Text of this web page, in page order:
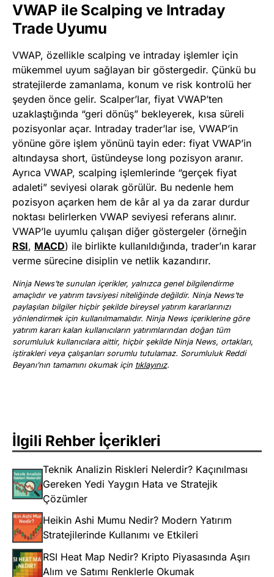
VWAP ile Scalping ve Intraday
Trade Uyumu
VWAP, özellikle scalping ve intraday işlemler için
mükemmel uyum sağlayan bir göstergedir. Çünkü bu
stratejilerde zamanlama, konum ve risk kontrolü her
şeyden önce gelir. Scalper’lar, fiyat VWAP’ten
uzaklaştığında “geri dönüş” bekleyerek, kısa süreli
pozisyonlar açar. Intraday trader’lar ise, VWAP’in
yönüne göre işlem yönünü tayin eder: fiyat VWAP’in
altındaysa short, üstündeyse long pozisyon aranır.
Ayrıca VWAP, scalping işlemlerinde “gerçek fiyat
adaleti” seviyesi olarak görülür. Bu nedenle hem
pozisyon açarken hem de kâr al ya da zarar durdur
noktası belirlerken VWAP seviyesi referans alınır.
VWAP’le uyumlu çalışan diğer göstergeler (örneğin
RSI, MACD) ile birlikte kullanıldığında, trader’ın karar
verme sürecine disiplin ve netlik kazandırır.
Ninja News’te sunulan içerikler, yalnızca genel bilgilendirme
amaçlıdır ve yatırım tavsiyesi niteliğinde değildir. Ninja News’te
paylaşılan bilgiler hiçbir şekilde bireysel yatırım kararlarınızı
yönlendirmek için kullanılmamalıdır. Ninja News içeriklerine göre
yatırım kararı kalan kullanıcıların yatırımlarından doğan tüm
sorumluluk kullanıcılara aittir, hiçbir şekilde Ninja News, ortakları,
iştirakleri veya çalışanları sorumlu tutulamaz. Sorumluluk Reddi
Beyanı’nın tamamını okumak için tıklayınız.
İlgili Rehber İçerikleri
Teknik Analizin Riskleri Nelerdir? Kaçınılması
Gereken Yedi Yaygın Hata ve Stratejik
Çözümler
Heikin Ashi Mumu Nedir? Modern Yatırım
Stratejilerinde Kullanımı ve Etkileri
RSI Heat Map Nedir? Kripto Piyasasında Aşırı
Alım ve Satımı Renklerle Okumak